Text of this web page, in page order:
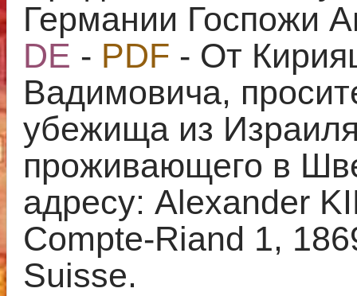
Германии Госпожи
DE - PDF - От
Вадимовича,
убежища из
проживающего в
адресу: Alexander
Compte-Riand 1,
Suisse.